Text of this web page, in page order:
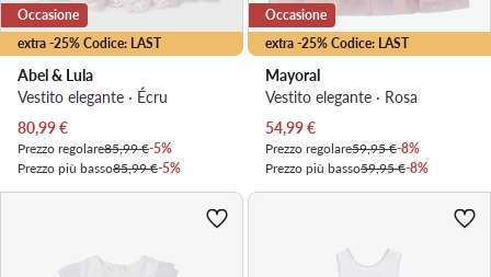
extra -25% Codice: LAST
Occasione
Abel & Lula
Vestito elegante · Écru
Prezzo attuale
80,99€
Prezzo regolare85,99 €-5%
Prezzo più basso85,99 €-5%
extra -25% Codice: LAST
Occasione
Mayoral
Vestito elegante · Rosa
Prezzo attuale
54,99€
Prezzo regolare59,95 €-8%
Prezzo più basso59,95 €-8%